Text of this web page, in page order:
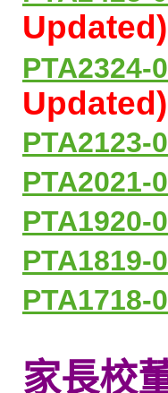
Updated)
PTA2324-
Updated)
PTA2123-
PTA2021-
PTA1920-
PTA1819-
PTA1718-
家長校